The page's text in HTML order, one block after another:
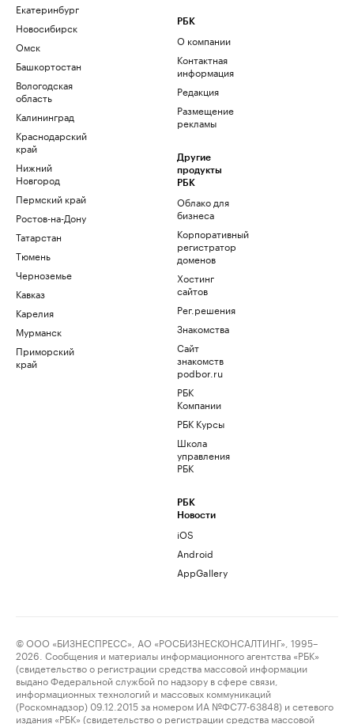
Екатеринбург
Новосибирск
Омск
Башкортостан
Вологодская
область
Калининград
Краснодарский
край
Нижний
Новгород
Пермский край
Ростов-на-Дону
Татарстан
Тюмень
Черноземье
Кавказ
Карелия
Мурманск
Приморский
край
РБК
О компании
Контактная
информация
Редакция
Размещение
рекламы
Другие
продукты
РБК
Облако для
бизнеса
Корпоративный
регистратор
доменов
Хостинг
сайтов
Рег.решения
Знакомства
Сайт
знакомств
podbor.ru
РБК
Компании
РБК Курсы
Школа
управления
РБК
РБК
Новости
iOS
Android
AppGallery
© ООО «БИЗНЕСПРЕСС», АО «РОСБИЗНЕСКОНСАЛТИНГ», 1995–
2026. Сообщения и материалы информационного агентства «РБК»
(свидетельство о регистрации средства массовой информации
выдано Федеральной службой по надзору в сфере связи,
информационных технологий и массовых коммуникаций
(Роскомнадзор) 09.12.2015 за номером ИА №ФС77-63848) и сетевого
издания «РБК» (свидетельство о регистрации средства массовой